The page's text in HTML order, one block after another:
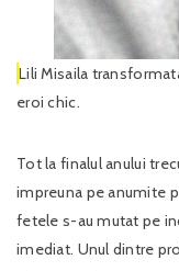
Lili Misaila
eroi chic.
Tot la finalul anului
impreuna pe anumite
fetele s-au mutat pe
imediat. Unul dintre